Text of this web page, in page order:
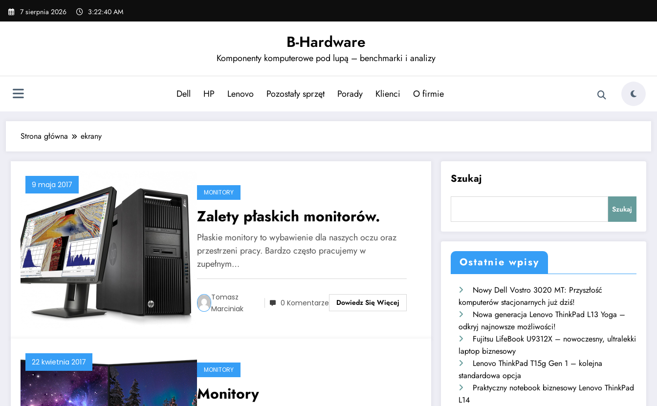
Skip
7 sierpnia 2026 3:22:41 AM
B-Hardware
Komponenty komputerowe pod lupą – benchmarki i analizy
Dell HP Lenovo Pozostały sprzęt Porady Klienci O firmie
Strona główna ekrany
9 maja 2017
MONITORY
Zalety płaskich monitorów.
Płaskie monitory to wybawienie dla naszych oczu oraz
przestrzeni pracy. Bardzo często pracujemy w
zupełnym…
Tomasz
Marciniak
0 Komentarze Dowiedz Się Więcej
22 kwietnia 2017
MONITORY
Monitory
Szukaj
Szukaj
Ostatnie wpisy
Nowy Dell Vostro 3020 MT: Przyszłość
komputerów stacjonarnych już dziś!
Nowa generacja Lenovo ThinkPad L13 Yoga –
odkryj najnowsze możliwości!
Fujitsu LifeBook U9312X – nowoczesny, ultralekki
laptop biznesowy
Lenovo ThinkPad T15g Gen 1 – kolejna
standardowa opcja
Praktyczny notebook biznesowy Lenovo ThinkPad
L14